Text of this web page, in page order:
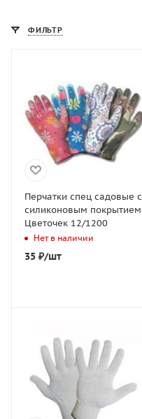
ФИЛЬТР
Перчатки спец садовые с
силиконовым покрытием
Цветочек 12/1200
Нет в наличии
35 ₽/шт